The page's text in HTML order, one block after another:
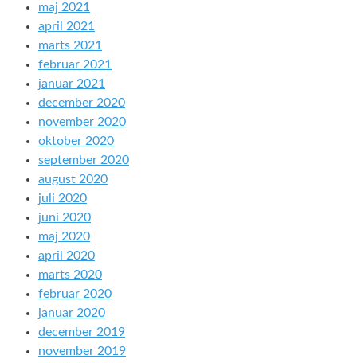
maj 2021
april 2021
marts 2021
februar 2021
januar 2021
december 2020
november 2020
oktober 2020
september 2020
august 2020
juli 2020
juni 2020
maj 2020
april 2020
marts 2020
februar 2020
januar 2020
december 2019
november 2019